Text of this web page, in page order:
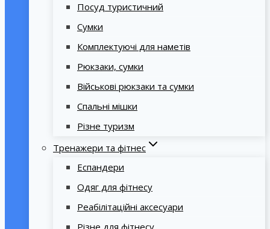
Посуд туристичний
Сумки
Комплектуючі для наметів
Рюкзаки, сумки
Військові рюкзаки та сумки
Спальні мішки
Різне туризм
Тренажери та фітнес
Еспандери
Одяг для фітнесу
Реабілітаційні аксесуари
Різне для фітнесу